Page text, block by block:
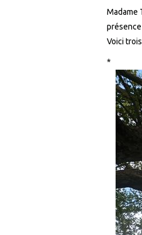
Madame
présence
Voici
*